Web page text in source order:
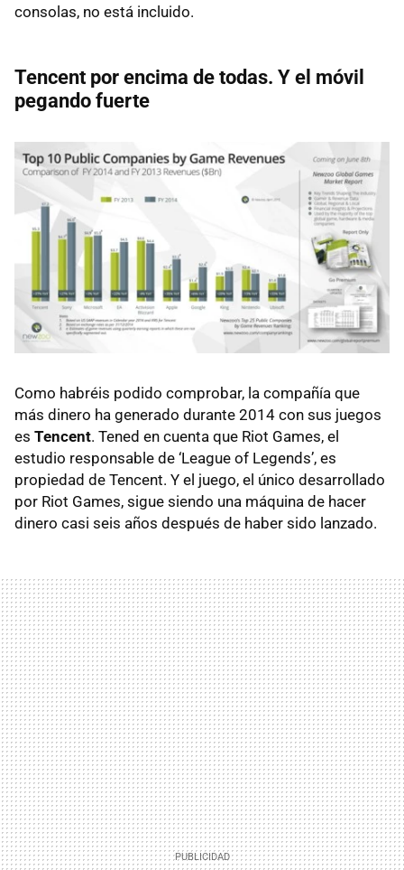
consolas, no está incluido.
Tencent por encima de todas. Y el móvil
pegando fuerte
Como habréis podido comprobar, la compañía que
más dinero ha generado durante 2014 con sus juegos
es Tencent. Tened en cuenta que Riot Games, el
estudio responsable de ‘League of Legends’, es
propiedad de Tencent. Y el juego, el único desarrollado
por Riot Games, sigue siendo una máquina de hacer
dinero casi seis años después de haber sido lanzado.